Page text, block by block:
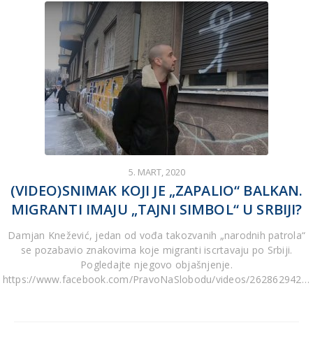
5. MART, 2020
(VIDEO)SNIMAK KOJI JE „ZAPALIO“ BALKAN.
MIGRANTI IMAJU „TAJNI SIMBOL“ U SRBIJI?
Damjan Knežević, jedan od vođa takozvanih „narodnih patrola“
se pozabavio znakovima koje migranti iscrtavaju po Srbiji.
Pogledajte njegovo objašnjenje.
https://www.facebook.com/PravoNaSlobodu/videos/